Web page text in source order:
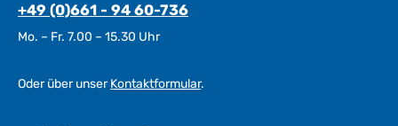
+49 (0)661 - 94 60-736
Mo. – Fr. 7.00 – 15.30 Uhr
Oder über unserKontaktformular.